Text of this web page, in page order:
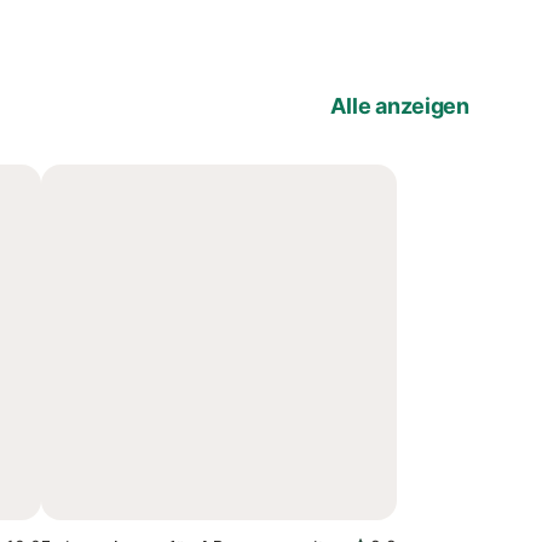
Alle anzeigen